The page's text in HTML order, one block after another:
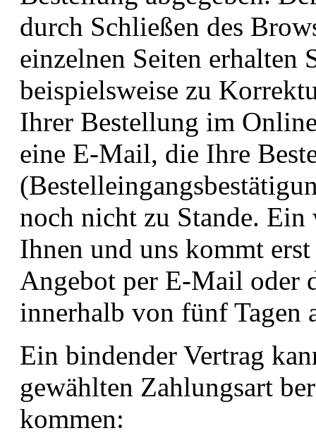
durch Schließen des
einzelnen Seiten
beispielsweise zu
Ihrer Bestellung im
eine E-Mail, die Ihre
noch nicht zu Stande.
Ihnen und uns kommt
Angebot per E-Mail oder
innerhalb von fünf Tagen
Ein bindender Vertrag
gewählten Zahlungsart
kommen: